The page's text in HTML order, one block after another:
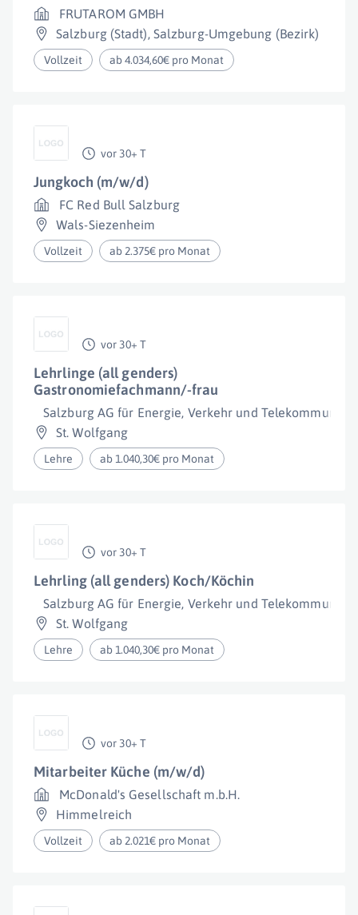
FRUTAROM GMBH
Salzburg (Stadt), Salzburg-Umgebung (Bezirk)
Vollzeit ab 4.034,60€ pro Monat
vor 30+ T
Jungkoch (m/w/d)
FC Red Bull Salzburg
Wals-Siezenheim
Vollzeit ab 2.375€ pro Monat
vor 30+ T
Lehrlinge (all genders)
Gastronomiefachmann/-frau
Salzburg AG für Energie, Verkehr und
St. Wolfgang
Lehre ab 1.040,30€ pro Monat
vor 30+ T
Lehrling (all genders) Koch/Köchin
Salzburg AG für Energie, Verkehr und
St. Wolfgang
Lehre ab 1.040,30€ pro Monat
vor 30+ T
Mitarbeiter Küche (m/w/d)
McDonald's Gesellschaft m.b.H.
Himmelreich
Vollzeit ab 2.021€ pro Monat